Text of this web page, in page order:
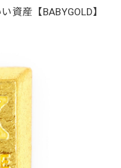
産【BABYGOLD】